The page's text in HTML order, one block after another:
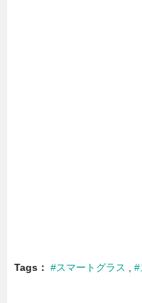
Tags #スマートグラス #